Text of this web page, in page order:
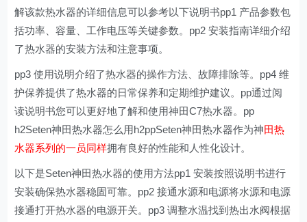
解该款热水器的详细信息可以参考以下说明书pp1 产品参数包
括功率、容量、工作电压等关键参数。pp2 安装指南详细介绍
了热水器的安装方法和注意事项。
pp3 使用说明介绍了热水器的操作方法、故障排除等。pp4 维
护保养提供了热水器的日常保养和定期维护建议。pp通过阅
读说明书您可以更好地了解和使用神田C7热水器。pp
h2Seten神田热水器怎么用h2ppSeten神田热水器作为神田热
水器系列的一员同样拥有良好的性能和人性化设计。
以下是Seten神田热水器的使用方法pp1 安装按照说明书进行
安装确保热水器稳固可靠。pp2 接通水源和电源将水源和电源
接通打开热水器的电源开关。pp3 调整水温找到热出水阀根据